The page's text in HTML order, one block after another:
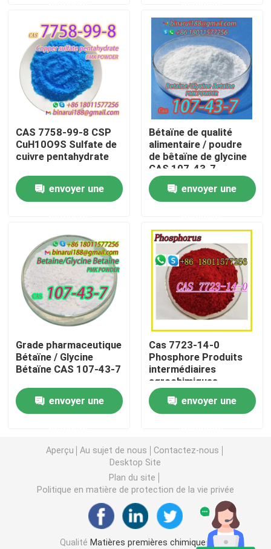
À propos de nous
Visite de l'usine
Contrôle de la qualité
Demandez un devis
Matières premières chimiques quotidiennes
Matière première de produits chimiques inorganiques
intermédiaires chimiques fines
Intermédiaires agrochimiques
Produits chimiques organiques de base
Matières premières pharmaceutiques
Additifs d'alimentation des animaux
Additifs cosmétiques
Bouteilles de laboratoire en verre
CAS 7758-99-8 CSP
CuH10O9S Sulfate de
cuivre pentahydrate
envoyer une
Bétaïne de qualité
alimentaire / poudre
de bêtaïne de glycine
CAS 107-43-7
envoyer une
Grade pharmaceutique
Bétaïne / Glycine
Bétaïne CAS 107-43-7
envoyer une
Cas 7723-14-0
Phosphore Produits
intermédiaires
agrochimiques
envoyer une
Aperçu Au sujet de nous
Contactez-nous
Desktop Site
Plan du site
Politique en matière de protection de la vie privée
Qualité Matières premières chimiques